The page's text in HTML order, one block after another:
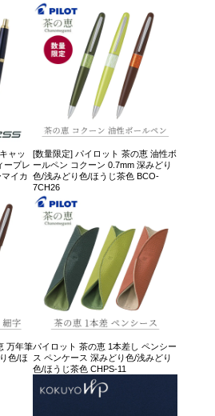
ャッ
ープレ
イカ
[数量限定] パイロット 茶の恵 油性ボ
ールペン コクーン 0.7mm 深みどり
色/浅みどり色/ほうじ茶色 BCO-
7CH26
万年筆
色/ほ
パイロット 茶の恵 1本差し ペンシー
ス ペンケース 深みどり色/浅みどり
色/ほうじ茶色 CHPS-11